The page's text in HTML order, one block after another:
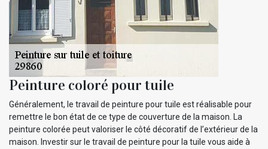
Peinture coloré pour tuile
Généralement, le travail de peinture pour tuile est réalisable pour
remettre le bon état de ce type de couverture de la maison. La
peinture colorée peut valoriser le côté décoratif de l’extérieur de la
maison. Investir sur le travail de peinture pour la tuile vous aide à